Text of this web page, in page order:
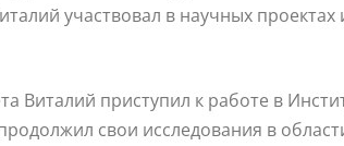
участвовал в научных
Виталий приступил к работе в
свои исследования в